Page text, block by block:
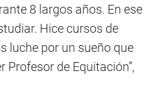
8 largos años. En ese
Hice cursos de
luche por un sueño que
Profesor de Equitación”,